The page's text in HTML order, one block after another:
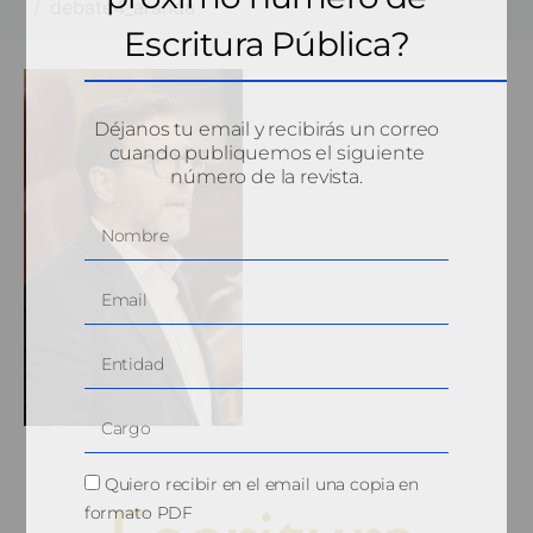
debate4_aranda
Escritura Pública?
Déjanos tu email y recibirás un correo
cuando publiquemos el siguiente
número de la revista.
Quiero recibir en el email una copia en
formato PDF